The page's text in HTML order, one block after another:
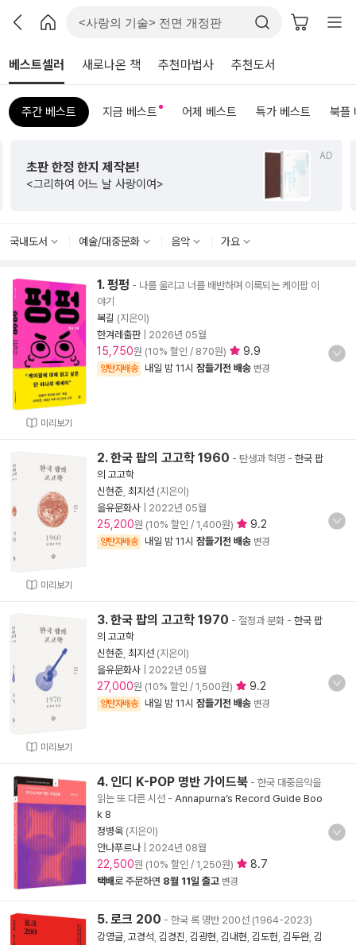
베스트셀러 새로나온 책 추천마법사 추천도서
주간 베스트 지금 베스트 어제 베스트 특가 베스트 북플
AD
초판 한정 한지 제작본!
<그리하여 어느 날 사랑이여>
국내도서 예술/대중문화 음악 가요
미리보기
1. 펑펑 - 나를 울리고 너를 배반하며 이룩되는 케이팝 이
야기
복길 (지은이)
한겨레출판| 2026년 05월
15,750원 (10% 할인 / 870원) 9.9
양탄자배송 내일 밤 11시 잠들기전 배송 변경
미리보기
2. 한국 팝의 고고학 1960 - 탄생과 혁명 - 한국 팝
의 고고학
신현준 최지선 (지은이)
을유문화사
2022년 05월
25,200원 (10% 할인 / 1,400원) 9.2
양탄자배송 내일 밤 11시 잠들기전 배송 변경
미리보기
3. 한국 팝의 고고학 1970 - 절정과 분화 - 한국 팝
의 고고학
신현준 최지선 (지은이)
을유문화사
2022년 05월
27,000원 (10% 할인 / 1,500원) 9.2
양탄자배송 내일 밤 11시 잠들기전 배송 변경
4. 인디 K-POP 명반 가이드북 - 한국 대중음악을
읽는 또 다른 시선 - Annapurna’s Record Guide Boo
k 8
정병욱 (지은이)
안나푸르나| 2024년 08월
22,500원 (10% 할인 / 1,250원) 8.7
택배로 주문하면 8월 11일 출고 변경
5. 로크 200 - 한국 록 명반 200선 (1964-2023)
강영글 고경석 김경진 김광현 김내현 김도헌 김두완, 김